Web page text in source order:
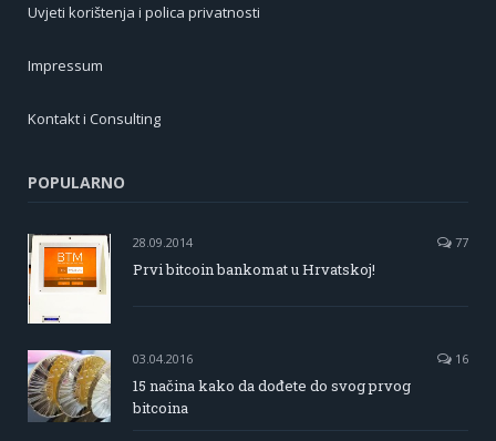
Uvjeti korištenja i polica privatnosti
Impressum
Kontakt i Consulting
POPULARNO
28.09.2014 77
Prvi bitcoin bankomat u Hrvatskoj!
03.04.2016 16
15 načina kako da dođete do svog prvog
bitcoina